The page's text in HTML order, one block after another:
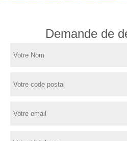
Demande de